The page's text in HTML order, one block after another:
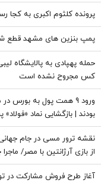
پرونده کلثوم اکبری به کجا
پمپ بنزین های مشهد قطع
حمله پهپادی به پالایشگاه
کس مجروح نشده است
بودند | بازگشایی نماد «فولاد» پس از
از بازی آرژانتین با مصر/
آغاز طرح فروش مشارکت در